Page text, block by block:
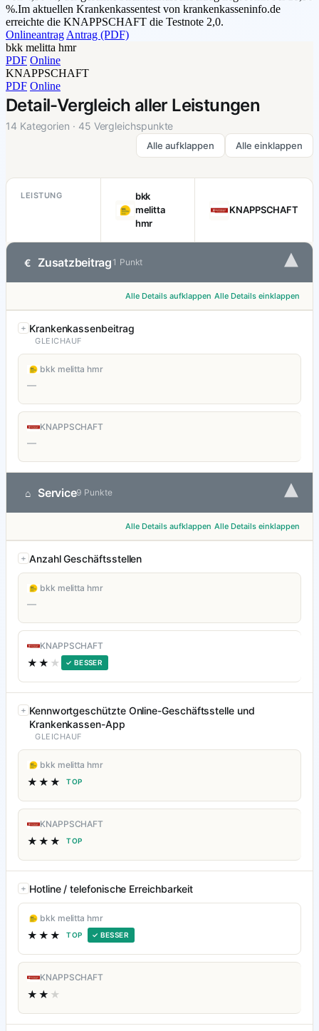
%.Im aktuellen Krankenkassentest von krankenkasseninfo.de
erreichte die KNAPPSCHAFT die Testnote 2,0.
Onlineantrag Antrag (PDF)
bkk melitta hmr
PDF Online
KNAPPSCHAFT
PDF Online
Detail-Vergleich aller Leistungen
14 Kategorien · 45 Vergleichspunkte
Alle aufklappen Alle einklappen
LEISTUNG
bkk
melitta
hmr
KNAPPSCHAFT
€ Zusatzbeitrag 1 Punkt ▾
Alle Details aufklappen Alle Details einklappen
Krankenkassenbeitrag
GLEICHAUF
bkk melitta hmr
—
KNAPPSCHAFT
—
⌂ Service9 Punkte ▾
Alle Details aufklappen Alle Details einklappen
Anzahl Geschäftsstellen
bkk melitta hmr
—
KNAPPSCHAFT
★★ ★ ✓ BESSER
Kennwortgeschützte Online-Geschäftsstelle und
Krankenkassen-App
GLEICHAUF
bkk melitta hmr
★★★ TOP
KNAPPSCHAFT
★★★ TOP
Hotline / telefonische Erreichbarkeit
bkk melitta hmr
★★★ TOP ✓ BESSER
KNAPPSCHAFT
★★ ★